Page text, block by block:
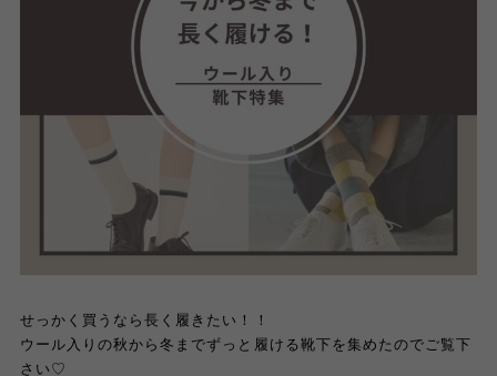
せっかく買うなら長く履きたい！！
ウール入りの秋から冬までずっと履ける靴下を集めたのでご覧下
さい♡